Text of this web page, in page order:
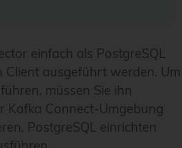
einfach als PostgreSQL
Client ausgeführt werden. Um
müssen Sie ihn
Kafka Connect-Umgebung
PostgreSQL einrichten